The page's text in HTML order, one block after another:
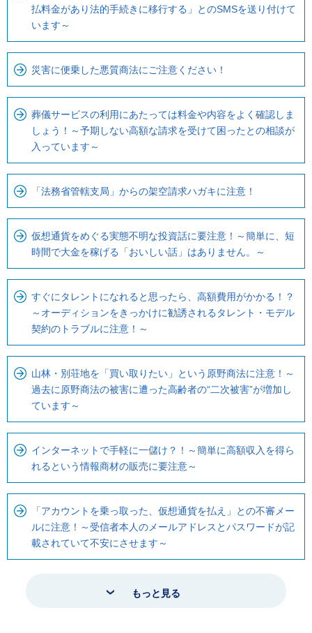
す
払料金があり法的手続きに移行する」とのSMSを送り付けて
います～
災害に便乗した悪質商法にご注意ください！
葬儀サービスの利用にあたっては料金や内容をよく確認しま
しょう！～予期しない高額な請求を受けて困ったとの相談が
入っています～
「法務省管轄支局」からの架空請求ハガキに注意！
仮想通貨をめぐる実態不明な投資話に要注意！～簡単に、短
時間で大金を稼げる「おいしい話」はありません。～
すぐにタレントになれると思ったら、高額費用がかかる！？
～オーディションをきっかけに勧誘されるタレント・モデル
契約のトラブルに注意！～
山林・別荘地を「買い取りたい」という原野商法に注意！～
過去に原野商法の被害に遭った高齢者の“二次被害”が増加し
ています～
インターネットで手軽に一儲け？！～簡単に高額収入を得ら
れるという情報商材の販売に要注意～
「アカウントを乗っ取った、仮想通貨を払え」との不審メー
ルに注意！～受信者本人のメールアドレスとパスワードが記
載されていて不安にさせます～
もっと見る